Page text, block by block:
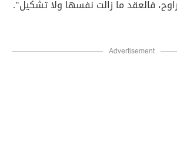
فالعقد ما زالت نفسها ولا تشكيل".
Advertisement